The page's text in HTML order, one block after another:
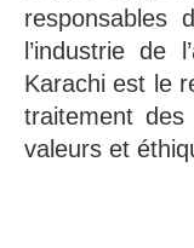
responsables
l’industrie de
Karachi est le
traitement
valeurs et